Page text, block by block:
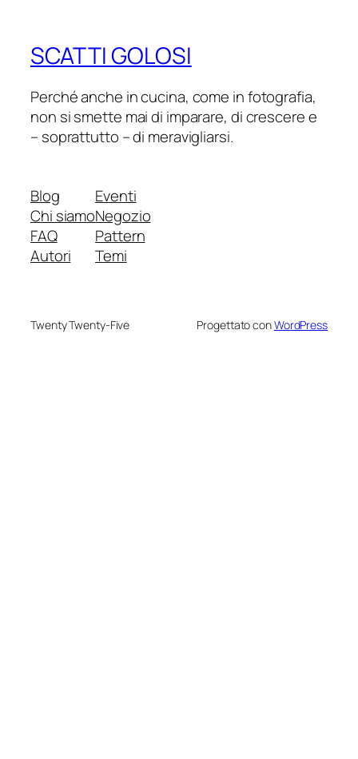
SCATTI GOLOSI
Perché anche in cucina, come in fotografia,
non si smette mai di imparare, di crescere e
– soprattutto – di meravigliarsi.
Blog
Chi siamo
FAQ
Autori
Eventi
Negozio
Pattern
Temi
Twenty Twenty-Five Progettato conWordPress